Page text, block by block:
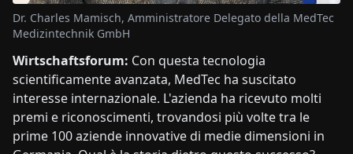
Dr. Charles Mamisch, Amministratore Delegato della MedTec
Medizintechnik GmbH
Wirtschaftsforum: Con questa tecnologia
scientificamente avanzata, MedTec ha suscitato
interesse internazionale. L'azienda ha ricevuto molti
premi e riconoscimenti, trovandosi più volte tra le
prime 100 aziende innovative di medie dimensioni in